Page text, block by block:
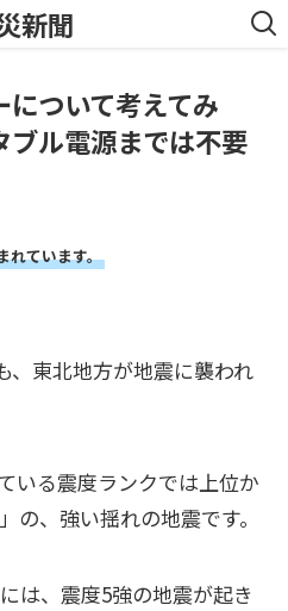
新聞
ついて考えてみ
ブル電源までは不要
れています。
、東北地方が地震に襲われ
いる震度ランクでは上位か
の、強い揺れの地震です。
は、震度5強の地震が起き